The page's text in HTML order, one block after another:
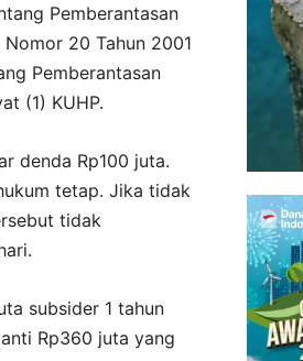
Pemberantasan
20 Tahun 2001
Pemberantasan
(1) KUHP.
denda Rp100 juta.
tetap. Jika tidak
tidak
subsider 1 tahun
Rp360 juta yang